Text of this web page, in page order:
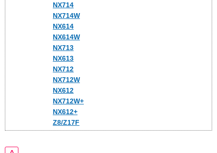
NX714
NX714W
NX614
NX614W
NX713
NX613
NX712
NX712W
NX612
NX712W+
NX612+
Z8/Z17F